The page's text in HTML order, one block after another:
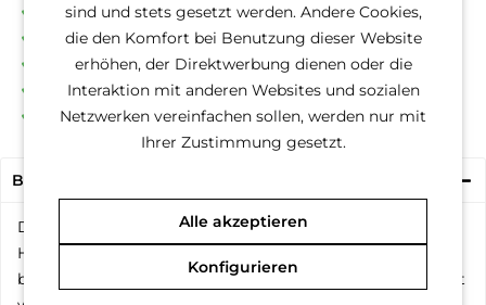
Kostenloser Versand ab € 60,- Bestellwert
Versand innerhalb von 24h*
30 Tage Geld-Zurück-Garantie
Familienunternehmen
Kauf auf Rechnung (Klarna)
Beschreibung
Diese runden Kuscheltiere in Form von drei niedlichen
Hundeköpfen sind mit Schaumstoff gefüllt und können
beim Spielen und Kauen richtig schön zusammengedrückt
sind und stets gesetzt werden. Andere Cookies,
die den Komfort bei Benutzung dieser Website
erhöhen, der Direktwerbung dienen oder die
Interaktion mit anderen Websites und sozialen
Netzwerken vereinfachen sollen, werden nur mit
Ihrer Zustimmung gesetzt.
Alle akzeptieren
Konfigurieren